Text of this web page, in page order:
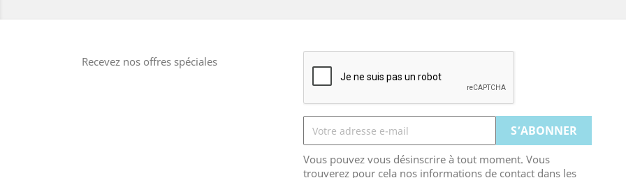
Recevez nos offres spéciales
Vous pouvez vous désinscrire à tout moment. Vous
trouverez pour cela nos informations de contact dans les